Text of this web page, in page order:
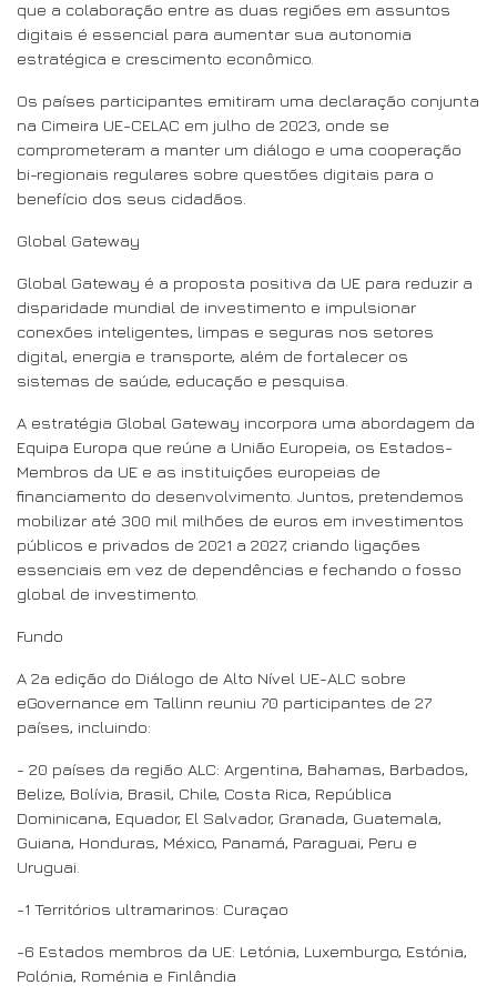
que a colaboração entre as duas regiões em assuntos
digitais é essencial para aumentar sua autonomia
estratégica e crescimento econômico.
Os países participantes emitiram uma declaração conjunta
na Cimeira UE-CELAC em julho de 2023, onde se
comprometeram a manter um diálogo e uma cooperação
bi-regionais regulares sobre questões digitais para o
benefício dos seus cidadãos.
Global Gateway
Global Gateway é a proposta positiva da UE para reduzir a
disparidade mundial de investimento e impulsionar
conexões inteligentes, limpas e seguras nos setores
digital, energia e transporte, além de fortalecer os
sistemas de saúde, educação e pesquisa.
A estratégia Global Gateway incorpora uma abordagem da
Equipa Europa que reúne a União Europeia, os Estados-
Membros da UE e as instituições europeias de
financiamento do desenvolvimento. Juntos, pretendemos
mobilizar até 300 mil milhões de euros em investimentos
públicos e privados de 2021 a 2027, criando ligações
essenciais em vez de dependências e fechando o fosso
global de investimento.
Fundo
A 2a edição do Diálogo de Alto Nível UE-ALC sobre
eGovernance em Tallinn reuniu 70 participantes de 27
países, incluindo:
- 20 países da região ALC: Argentina, Bahamas, Barbados,
Belize, Bolívia, Brasil, Chile, Costa Rica, República
Dominicana, Equador, El Salvador, Granada, Guatemala,
Guiana, Honduras, México, Panamá, Paraguai, Peru e
Uruguai.
-1 Territórios ultramarinos: Curaçao
-6 Estados membros da UE: Letónia, Luxemburgo, Estónia,
Polónia, Roménia e Finlândia